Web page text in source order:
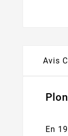
Avis
En